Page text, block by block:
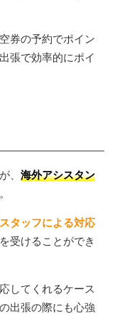
券の予約でポイン
張で効率的にポイ
、 海外アシスタン
タッフによる対応
を受けることができ
してくれるケース
出張の際にも心強